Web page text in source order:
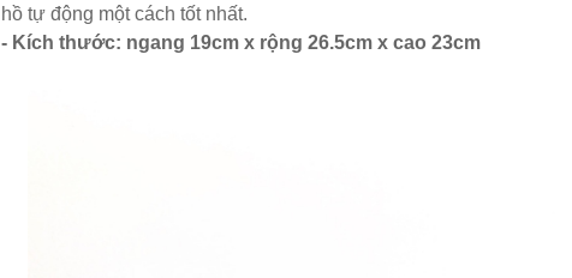
hồ tự động một cách tốt nhất.
- Kích thước: ngang 19cm x rộng 26.5cm x cao 23cm